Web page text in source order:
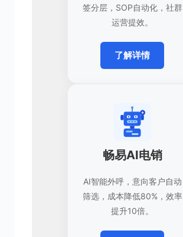
签分层，SOP自动化，社群
运营提效。
了解详情
畅易AI电销
AI智能外呼，意向客户自动
筛选，成本降低80%，效率
提升10倍。